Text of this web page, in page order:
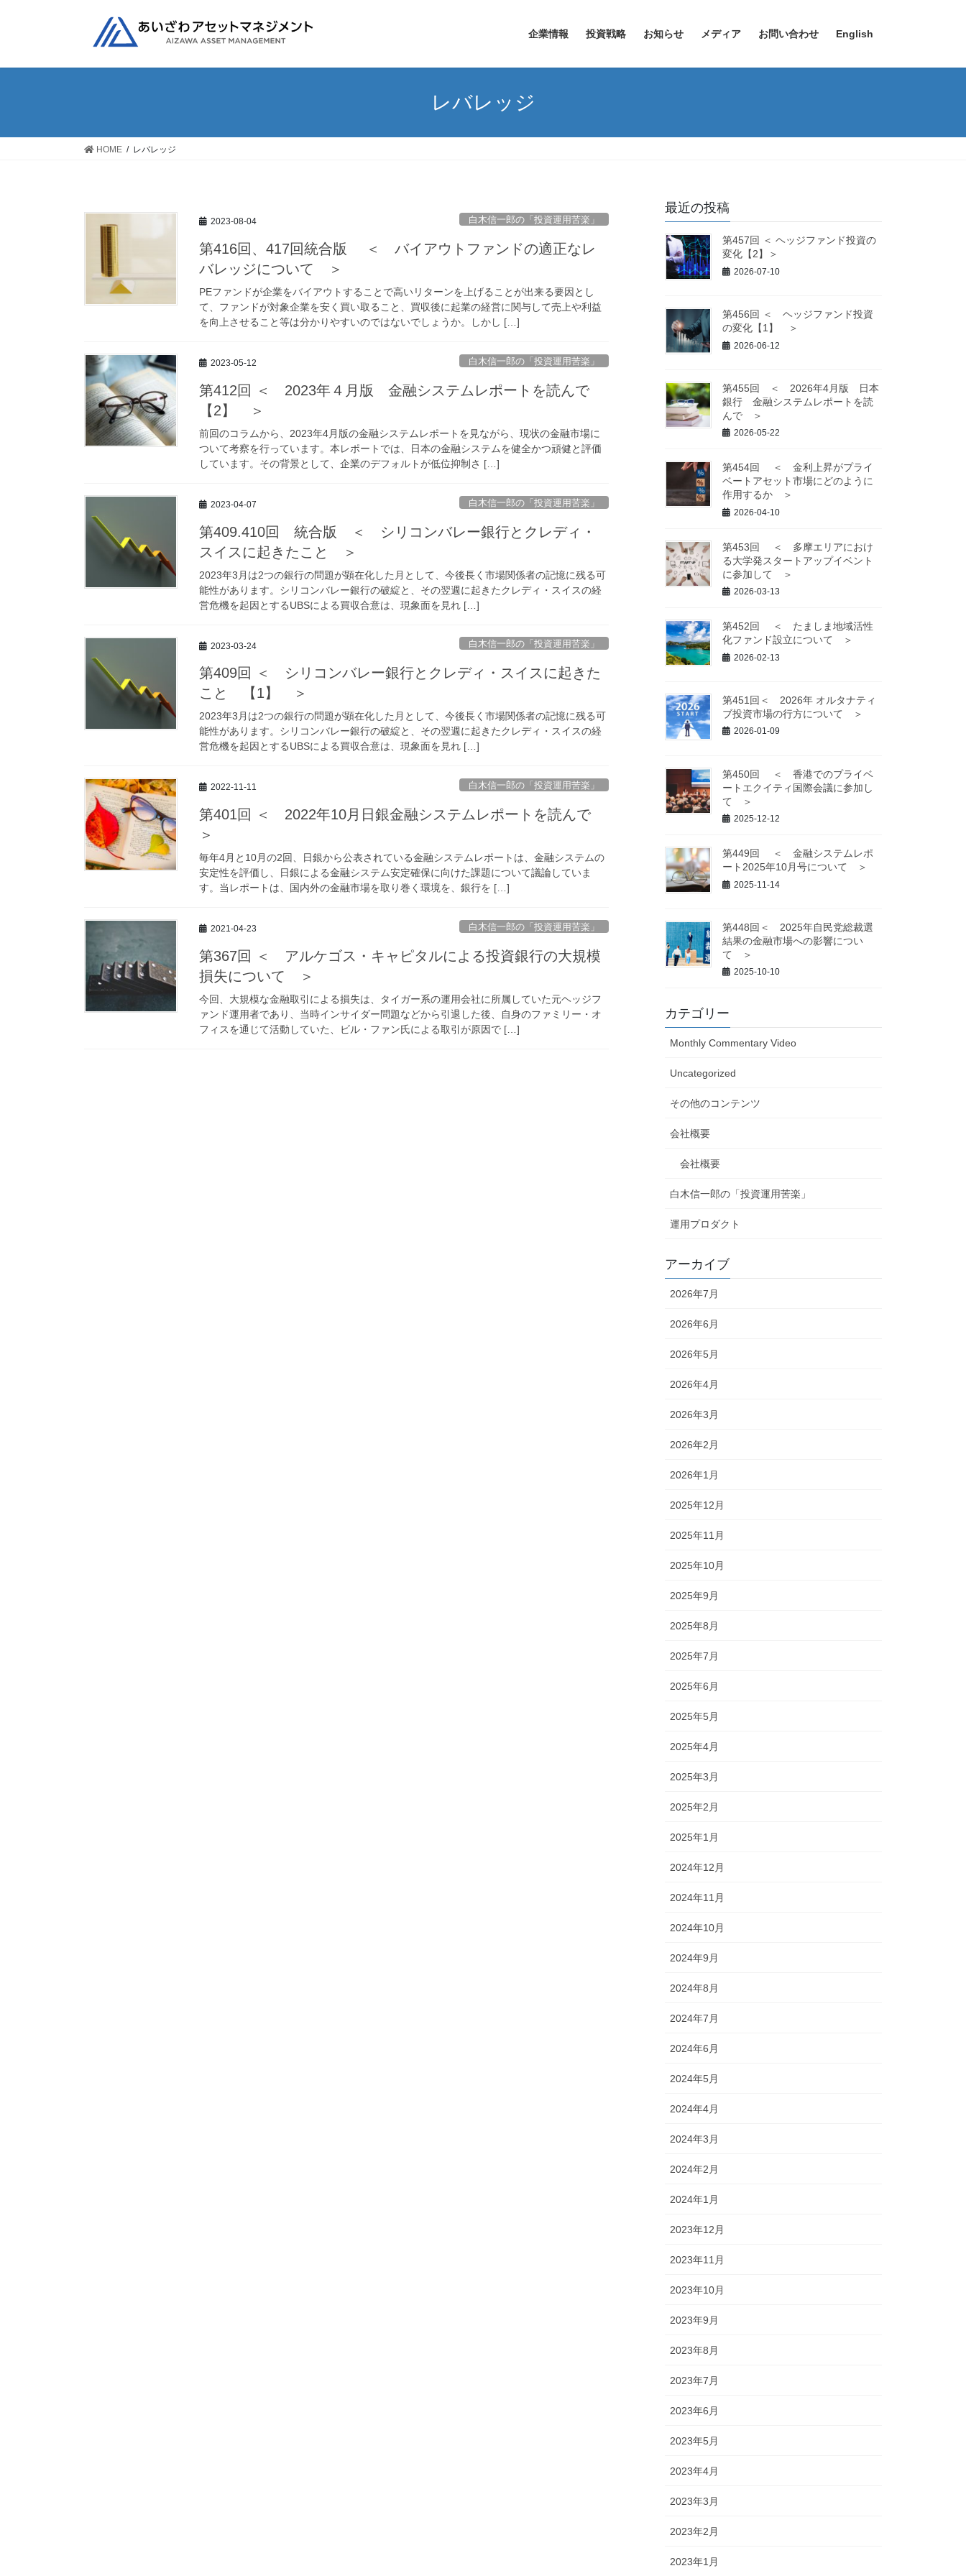
企業情報 投資戦略 お知らせ メディア お問い合わせ English
レバレッジ
HOME レバレッジ
2023-08-04 白木信一郎の「投資運用苦楽」
第416回、417回統合版 ＜ バイアウトファンドの適正なレ
バレッジについて ＞
PEファンドが企業をバイアウトすることで高いリターンを上げることが出来る要因とし
て、ファンドが対象企業を安く買い取ること、買収後に起業の経営に関与して売上や利益
を向上させること等は分かりやすいのではないでしょうか。しかし […]
2023-05-12 白木信一郎の「投資運用苦楽」
第412回 ＜ 2023年４月版 金融システムレポートを読んで
【2】 ＞
前回のコラムから、2023年4月版の金融システムレポートを見ながら、現状の金融市場に
ついて考察を行っています。本レポートでは、日本の金融システムを健全かつ頑健と評価
しています。その背景として、企業のデフォルトが低位抑制さ […]
2023-04-07 白木信一郎の「投資運用苦楽」
第409.410回 統合版 ＜ シリコンバレー銀行とクレディ・
スイスに起きたこと ＞
2023年3月は2つの銀行の問題が顕在化した月として、今後長く市場関係者の記憶に残る可
能性があります。シリコンバレー銀行の破綻と、その翌週に起きたクレディ・スイスの経
営危機を起因とするUBSによる買収合意は、現象面を見れ […]
2023-03-24 白木信一郎の「投資運用苦楽」
第409回 ＜ シリコンバレー銀行とクレディ・スイスに起きた
こと 【1】 ＞
2023年3月は2つの銀行の問題が顕在化した月として、今後長く市場関係者の記憶に残る可
能性があります。シリコンバレー銀行の破綻と、その翌週に起きたクレディ・スイスの経
営危機を起因とするUBSによる買収合意は、現象面を見れ […]
2022-11-11 白木信一郎の「投資運用苦楽」
第401回 ＜ 2022年10月日銀金融システムレポートを読んで
＞
毎年4月と10月の2回、日銀から公表されている金融システムレポートは、金融システムの
安定性を評価し、日銀による金融システム安定確保に向けた課題について議論していま
す。当レポートは、国内外の金融市場を取り巻く環境を、銀行を […]
2021-04-23 白木信一郎の「投資運用苦楽」
第367回 ＜ アルケゴス・キャピタルによる投資銀行の大規模
損失について ＞
今回、大規模な金融取引による損失は、タイガー系の運用会社に所属していた元ヘッジフ
ァンド運用者であり、当時インサイダー問題などから引退した後、自身のファミリー・オ
フィスを通じて活動していた、ビル・ファン氏による取引が原因で […]
最近の投稿
第457回 ＜ ヘッジファンド投資の
変化【2】＞
2026-07-10
第456回 ＜ ヘッジファンド投資
の変化【1】 ＞
2026-06-12
第455回 ＜ 2026年4月版 日本
銀行 金融システムレポートを読
んで ＞
2026-05-22
第454回 ＜ 金利上昇がプライ
ベートアセット市場にどのように
作用するか ＞
2026-04-10
第453回 ＜ 多摩エリアにおけ
る大学発スタートアップイベント
に参加して ＞
2026-03-13
第452回 ＜ たましま地域活性
化ファンド設立について ＞
2026-02-13
第451回＜ 2026年 オルタナティ
ブ投資市場の行方について ＞
2026-01-09
第450回 ＜ 香港でのプライベ
ートエクイティ国際会議に参加し
て ＞
2025-12-12
第449回 ＜ 金融システムレポ
ート2025年10月号について ＞
2025-11-14
第448回＜ 2025年自民党総裁選
結果の金融市場への影響につい
て ＞
2025-10-10
カテゴリー
Monthly Commentary Video
Uncategorized
その他のコンテンツ
会社概要
会社概要
白木信一郎の「投資運用苦楽」
運用プロダクト
アーカイブ
2026年7月
2026年6月
2026年5月
2026年4月
2026年3月
2026年2月
2026年1月
2025年12月
2025年11月
2025年10月
2025年9月
2025年8月
2025年7月
2025年6月
2025年5月
2025年4月
2025年3月
2025年2月
2025年1月
2024年12月
2024年11月
2024年10月
2024年9月
2024年8月
2024年7月
2024年6月
2024年5月
2024年4月
2024年3月
2024年2月
2024年1月
2023年12月
2023年11月
2023年10月
2023年9月
2023年8月
2023年7月
2023年6月
2023年5月
2023年4月
2023年3月
2023年2月
2023年1月